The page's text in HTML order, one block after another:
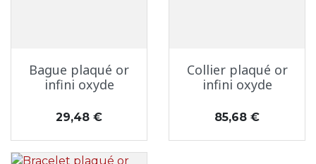
Bague plaqué or
infini oxyde
Prix
29,48 €
Collier plaqué or
infini oxyde
Prix
85,68 €